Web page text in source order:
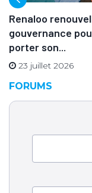
Renaloo
gouvernance
porter son...
23 juillet 2026
FORUMS